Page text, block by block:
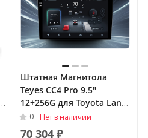
Штатная Магнитола
Teyes CC4 Pro 9.5"
12+256G для Toyota Land
Cruiser Prado 150 Series
2009 - 2013 Тип-C
0 Нет в наличии
70 304 ₽